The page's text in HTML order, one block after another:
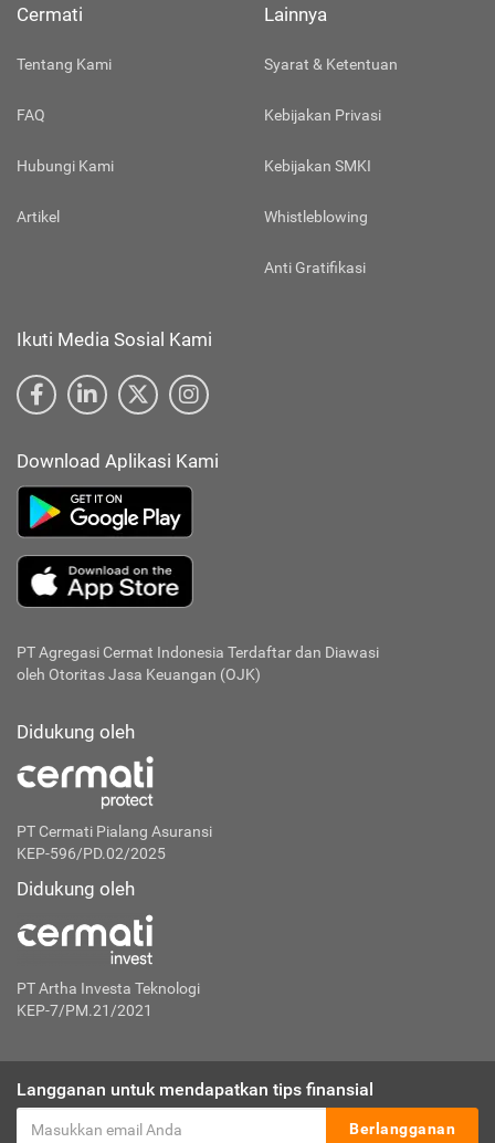
Cermati
Tentang Kami
FAQ
Hubungi Kami
Artikel
Lainnya
Syarat & Ketentuan
Kebijakan Privasi
Kebijakan SMKI
Whistleblowing
Anti Gratifikasi
Ikuti Media Sosial Kami
Download Aplikasi Kami
PT Agregasi Cermat Indonesia Terdaftar dan Diawasi
oleh Otoritas Jasa Keuangan (OJK)
Didukung oleh
PT Cermati Pialang Asuransi
KEP-596/PD.02/2025
Didukung oleh
PT Artha Investa Teknologi
KEP-7/PM.21/2021
Langganan untuk mendapatkan tips finansial
Berlangganan